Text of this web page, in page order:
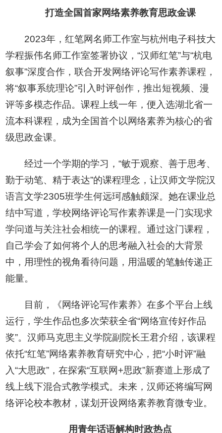
打造全国首家网络素养教育思政金课
2023年，红笔网名师工作室与杭州电子科技大
学程振伟名师工作室签署协议，“汉师红笔”与“杭电
叙事”深度合作，联合开发网络评论写作素养课程，
将“叙事系统理论”引入时评创作，推出短视频、漫
评等多模态作品。课程上线一年，便入选湖北省一
流本科课程，成为全国首个以网络素养为核心的省
级思政金课。
经过一个学期的学习，“敏于观察、善于思考、
勤于动笔、精于表达”的课程理念，让汉师文学院汉
语言文学2305班学生何远珂感触颇深。她在课业总
结中写道，学校网络评论写作素养课是一门实现求
学问道与关注社会相统一的课程。通过这门课程，
自己学会了如何将个人的思考融入社会的大背景
中，用理性的视角看待问题，用温暖的笔触传递正
能量。
目前，《网络评论写作素养》在多个平台上线
运行，学生作品也多次荣获全省“网络宣传好作品
奖”。汉师马克思主义学院副院长王君介绍，该课程
依托“红笔”网络素养教育研究中心，把“小时评”融
入“大思政”，在探索“互联网+思政”新赛道上形成了
线上线下混合式教学模式。未来，汉师还将编写网
络评论校本教材，谋划开设网络素养教育微专业。
用青年话语解构时政热点